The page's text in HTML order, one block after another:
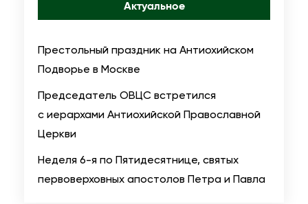
Актуальное
Престольный праздник на Антиохийском
Подворье в Москве
Председатель ОВЦС встретился
с иерархами Антиохийской Православной
Церкви
Неделя 6-я по Пятидесятнице, святых
первоверховных апостолов Петра и Павла